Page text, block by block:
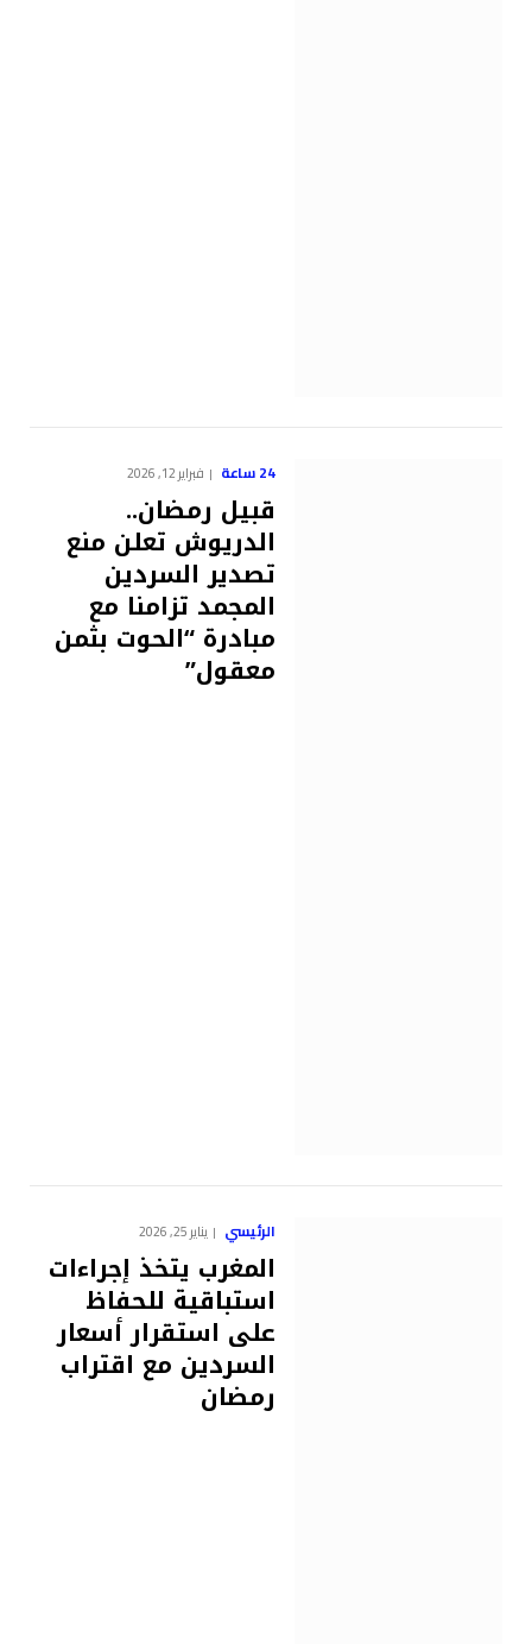
24 ساعة فبراير 12, 2026
قبيل رمضان..
الدريوش تعلن منع
تصدير السردين
المجمد تزامنا مع
مبادرة “الحوت بثمن
معقول”
الرئيسي يناير 25, 2026
المغرب يتخذ إجراءات
استباقية للحفاظ
على استقرار أسعار
السردين مع اقتراب
رمضان